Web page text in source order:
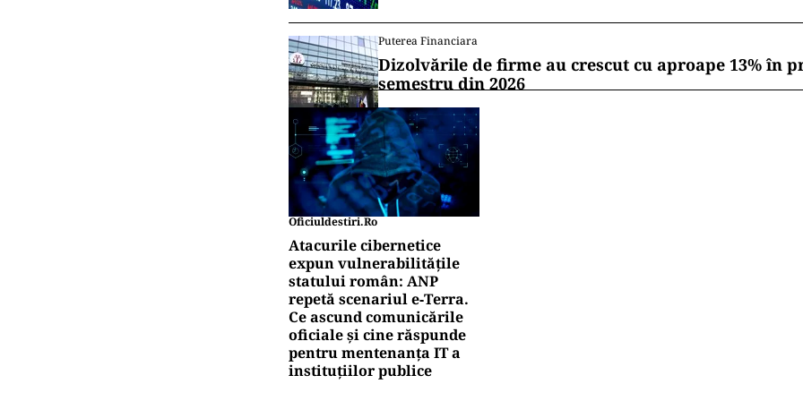
Puterea Financiara
Dizolvările de firme au crescut cu aproape 13% în
semestru din 2026
Oficiuldestiri.ro
Atacurile cibernetice
expun vulnerabilitățile
statului român: ANP
repetă scenariul e‑Terra.
Ce ascund comunicările
oficiale și cine răspunde
pentru mentenanța IT a
instituțiilor publice